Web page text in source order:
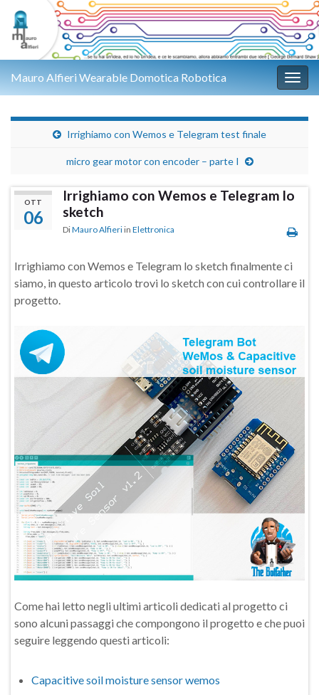
Mauro Alfieri Wearable Domotica Robotica
Irrighiamo con Wemos e Telegram test finale
micro gear motor con encoder – parte I
OTT
06
Irrighiamo con Wemos e Telegram lo
sketch
DiMauro Alfieri in Elettronica
Irrighiamo con Wemos e Telegram lo sketch finalmente ci
siamo, in questo articolo trovi lo sketch con cui controllare il
progetto.
Come hai letto negli ultimi articoli dedicati al progetto ci
sono alcuni passaggi che compongono il progetto e che puoi
seguire leggendo questi articoli:
Capacitive soil moisture sensor wemos